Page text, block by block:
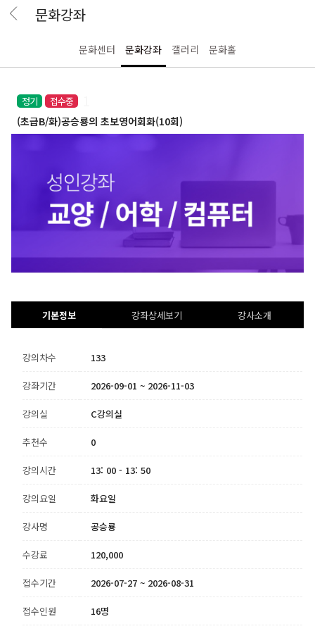
문화강좌
문화센터 문화강좌 갤러리 문화홀
정기 접수중
(초급B/화)공승룡의 초보영어회화(10회)
기본정보
강의차수 133
강좌기간 2026-09-01 ~ 2026-11-03
강의실 C강의실
추천수 0
강의시간 13: 00 - 13: 50
강의요일 화요일
강사명 공승룡
수강료 120,000
접수기간 2026-07-27 ~ 2026-08-31
접수인원 16명
강좌상세보기 강사소개